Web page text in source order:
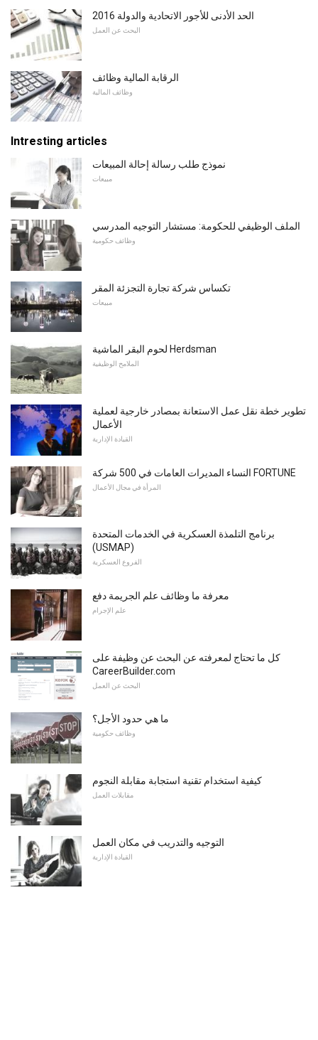
2016 الحد الأدنى للأجور الاتحادية والدولة
البحث عن العمل
الرقابة المالية وظائف
وظائف المالية
Intresting articles
نموذج طلب رسالة إحالة المبيعات
مبيعات
الملف الوظيفي للحكومة: مستشار التوجيه المدرسي
وظائف حكومية
تكساس شركة تجارة التجزئة المقر
مبيعات
لحوم البقر الماشية Herdsman
الملامح الوظيفية
تطوير خطة نقل عمل الاستعانة بمصادر خارجية لعملية
الأعمال
القيادة الإدارية
النساء المديرات العامات في 500 شركة FORTUNE
المرأة في مجال الأعمال
برنامج التلمذة العسكرية في الخدمات المتحدة
(USMAP)
الفروع العسكرية
معرفة ما وظائف علم الجريمة دفع
علم الإجرام
كل ما تحتاج لمعرفته عن البحث عن وظيفة على
CareerBuilder.com
البحث عن العمل
ما هي حدود الأجل؟
وظائف حكومية
كيفية استخدام تقنية استجابة مقابلة النجوم
مقابلات العمل
التوجيه والتدريب في مكان العمل
القيادة الإدارية